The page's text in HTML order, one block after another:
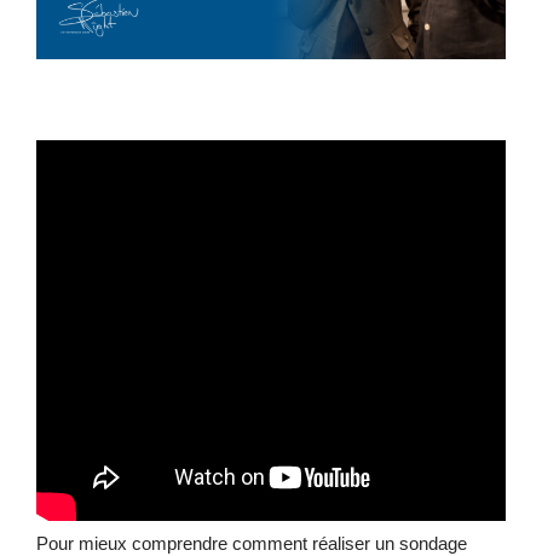
Pour mieux comprendre comment réaliser un sondage